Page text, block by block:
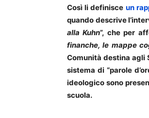
Così li definisce un
quando descrive
alla Kuhn”, che per
finanche, le mappe
Comunità destina agli
sistema di “parole
ideologico sono
scuola.